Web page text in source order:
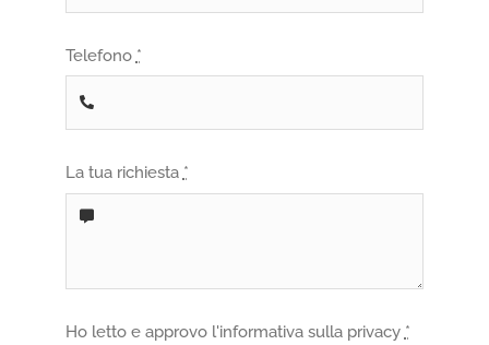
Telefono *
La tua richiesta *
Ho letto e approvo l'informativa sulla privacy *